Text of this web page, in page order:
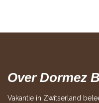
Over Dormez
Vakantie in Zwitserland